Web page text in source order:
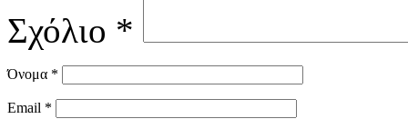
Σχόλιο *
Όνομα *
Email *